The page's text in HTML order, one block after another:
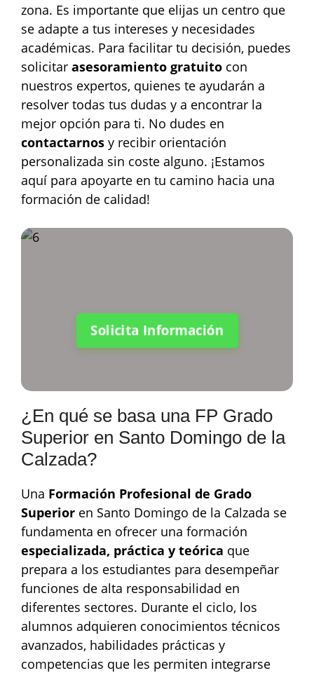
zona. Es importante que elijas un centro que
se adapte a tus intereses y necesidades
académicas. Para facilitar tu decisión, puedes
solicitar asesoramiento gratuito con
nuestros expertos, quienes te ayudarán a
resolver todas tus dudas y a encontrar la
mejor opción para ti. No dudes en
contactarnos y recibir orientación
personalizada sin coste alguno. ¡Estamos
aquí para apoyarte en tu camino hacia una
formación de calidad!
Solicita Información
¿En qué se basa una FP Grado
Superior en Santo Domingo de la
Calzada?
Una Formación Profesional de Grado
Superior en Santo Domingo de la Calzada se
fundamenta en ofrecer una formación
especializada, práctica y teórica que
prepara a los estudiantes para desempeñar
funciones de alta responsabilidad en
diferentes sectores. Durante el ciclo, los
alumnos adquieren conocimientos técnicos
avanzados, habilidades prácticas y
competencias que les permiten integrarse